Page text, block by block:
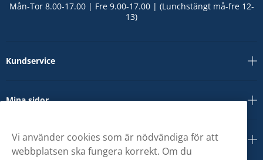
Mån-Tor 8.00-17.00 | Fre 9.00-17.00 | (Lunchstängt må-fre 12-
13)
Kundservice
Mina sidor
Om oss
Vi använder cookies som är nödvändiga för att
webbplatsen ska fungera korrekt. Om du